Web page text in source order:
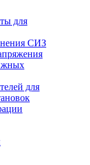
для
СИЗ
для